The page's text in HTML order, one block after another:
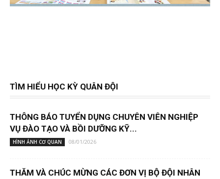
TÌM HIỂU HỌC KỲ QUÂN ĐỘI
THÔNG BÁO TUYỂN DỤNG CHUYÊN VIÊN NGHIỆP
VỤ ĐÀO TẠO VÀ BỒI DƯỠNG KỸ...
HÌNH ẢNH CƠ QUAN 08/01/2026
THĂM VÀ CHÚC MỪNG CÁC ĐƠN VỊ BỘ ĐỘI NHÂN